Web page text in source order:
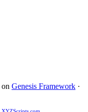
on Genesis Framework ·